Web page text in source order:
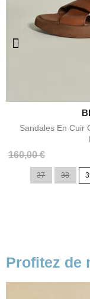
Sandales En Cuir
160,00 €
Prix
Prix
37 38
Profitez de